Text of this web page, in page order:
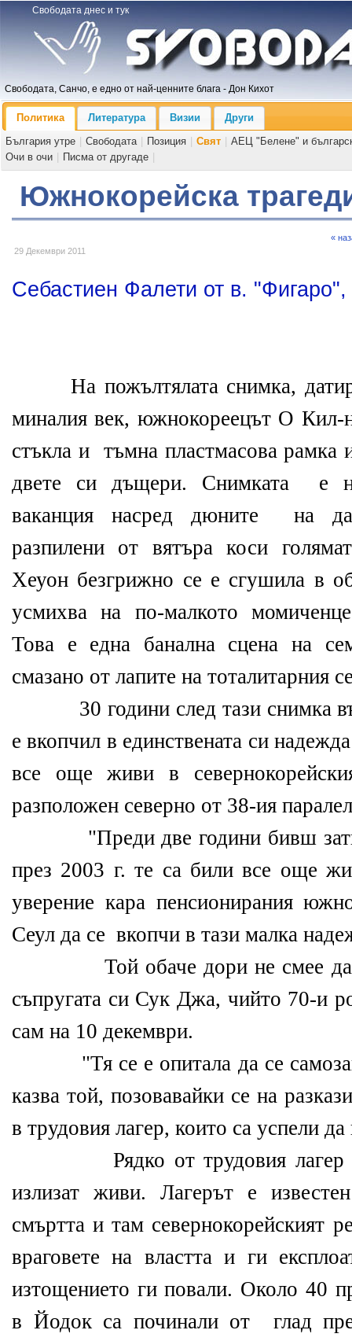
Свободата днес и тук
Свободата, Санчо, е едно от най-ценните блага - Дон Кихот
Политика Литература Визии
Други
България утре
Свободата Позиция Свят
АЕЦ "Белене" и
Очи в очи
Писма от другаде
Южнокорейска
29 Декември 2011
«
Себастиен Фалети от в.
На пожълтялата снимка,
миналия век, южнокореецът О Кил-
стъкла и тъмна пластмасова рамка
двете си дъщери. Снимката е
ваканция насред дюните на
разпилени от вятъра коси
Хеуон безгрижно се е сгушила в
усмихва на по-малкото
Това е една банална сцена на
смазано от лапите на тоталитарния
30 години след тази снимка
е вкопчил в единствената си
все още живи в
разположен северно от 38-ия
"Преди две години бивш
през 2003 г. те са били все още
уверение кара пенсионирания
Сеул да се вкопчи в тази малка
Той обаче дори не смее да
съпругата си Сук Джа, чийто 70-и
сам на 10 декември.
"Тя се е опитала да се
казва той, позовавайки се на
в трудовия лагер, които са успели да
Рядко от трудовия лагер
излизат живи. Лагерът е
смъртта и там севернокорейският
враговете на властта и ги
изтощението ги повали. Около 40
в Йодок са починали от глад